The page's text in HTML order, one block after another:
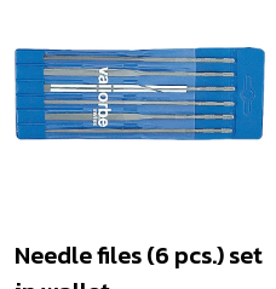
Needle files (6 pcs.) set